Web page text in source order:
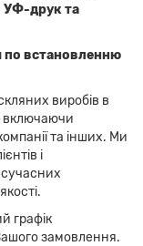
УФ-друк та
по встановленню
виробів в
включаючи
та інших. Ми
і
графік
замовлення.